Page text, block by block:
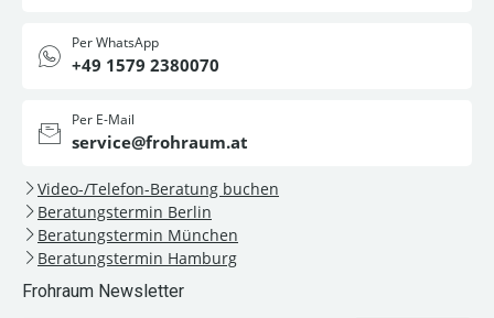
Per WhatsApp
+49 1579 2380070
Per E-Mail
service@frohraum.at
Video-/Telefon-Beratung buchen
Beratungstermin Berlin
Beratungstermin München
Beratungstermin Hamburg
Frohraum Newsletter